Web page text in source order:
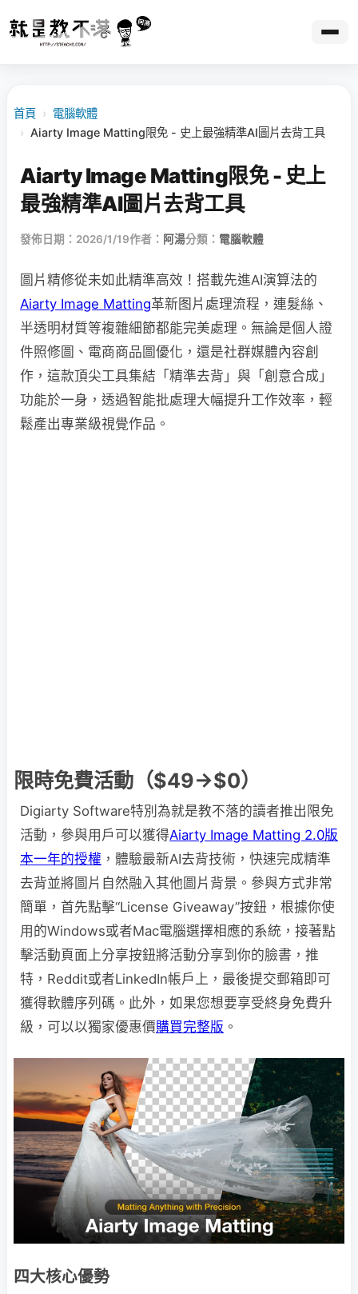
首頁 › 電腦軟體
› Aiarty Image Matting限免 - 史上最強精準AI圖片去背工具
Aiarty Image Matting限免 - 史上
最強精準AI圖片去背工具
發佈日期：2026/1/19作者： 阿湯分類： 電腦軟體
圖片精修從未如此精準高效！搭載先進AI演算法的
Aiarty Image Matting革新图片處理流程，連髮絲、
半透明材質等複雜細節都能完美處理。無論是個人證
件照修圖、電商商品圖優化，還是社群媒體內容創
作，這款頂尖工具集結「精準去背」與「創意合成」
功能於一身，透過智能批處理大幅提升工作效率，輕
鬆產出專業級視覺作品。
限時免費活動（$49→$0）
Digiarty Software特別為就是教不落的讀者推出限免
活動，參與用戶可以獲得Aiarty Image Matting 2.0版
本一年的授權 ，體驗最新AI去背技術，快速完成精準
去背並將圖片自然融入其他圖片背景。參與方式非常
簡單，首先點擊“License Giveaway”按鈕，根據你使
用的Windows或者Mac電腦選擇相應的系統，接著點
擊活動頁面上分享按鈕將活動分享到你的臉書，推
特，Reddit或者LinkedIn帳戶上，最後提交郵箱即可
獲得軟體序列碼。此外，如果您想要享受終身免費升
級，可以以獨家優惠價購買完整版 。
四大核心優勢